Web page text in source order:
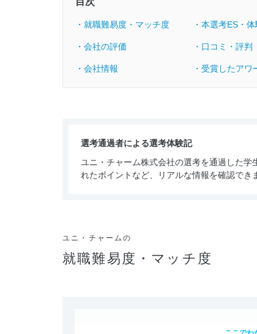
・就職難易度・マッチ度 ・本選考ES・
・会社の評価 ・口コミ・評判
・会社情報 ・受賞したアワ
選考通過者による選考体験記
ユニ・チャーム株式会社の選考を通過した
れたポイントなど、リアルな情報を確認でき
ユニ・チャームの
就職難易度・マッチ度